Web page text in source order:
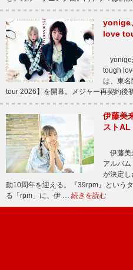
yonige
love
yonige
tough
は、東
tour 2026】を開幕。メジャー再契約後
伊藤美
スト
伊藤美
アルバ
が決定
動10周年を迎える。『39rpm』という
る「rpm」に、伊 … 続きを読む